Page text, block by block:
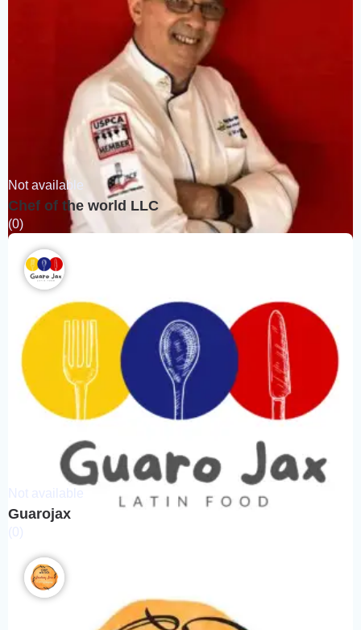
Not available
Chef of the world LLC
(0)
Not available
Guarojax
(0)